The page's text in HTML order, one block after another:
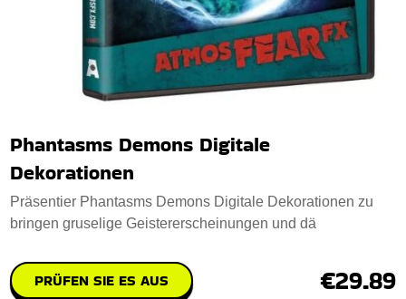
Phantasms Demons Digitale
Dekorationen
Präsentier Phantasms Demons Digitale Dekorationen zu
bringen gruselige Geistererscheinungen und dä
PRÜFEN SIE ES AUS €29.89